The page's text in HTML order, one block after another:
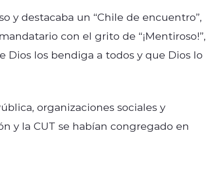
y destacaba un “Chile de encuentro”,
con el grito de “¡Mentiroso!”,
Dios los bendiga a todos y que Dios lo
organizaciones sociales y
y la CUT se habían congregado en